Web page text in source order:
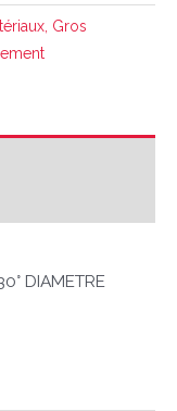
Gros
DIAMETRE